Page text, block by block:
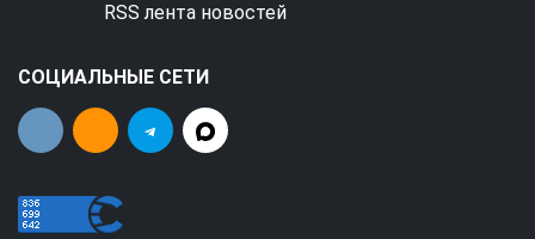
RSS лента новостей
СОЦИАЛЬНЫЕ СЕТИ